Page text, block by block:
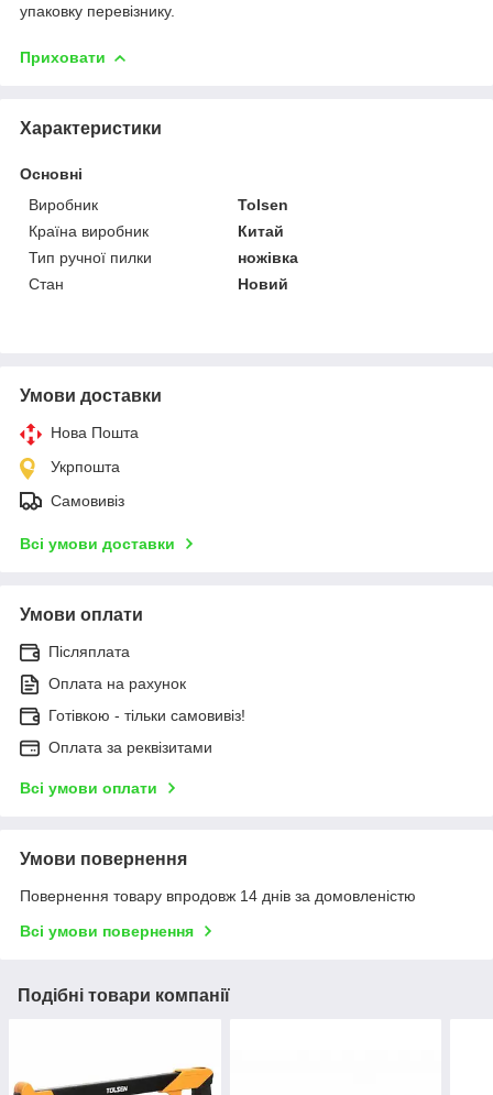
упаковку перевізнику.
Приховати
Характеристики
Основні
Виробник
Tolsen
Країна виробник
Китай
Тип ручної пилки
ножівка
Стан
Новий
Умови доставки
Нова Пошта
Укрпошта
Самовивіз
Всі умови доставки
Умови оплати
Післяплата
Оплата на рахунок
Готівкою - тільки самовивіз!
Оплата за реквізитами
Всі умови оплати
Умови повернення
Повернення товару впродовж 14 днів за домовленістю
Всі умови повернення
Подібні товари компанії